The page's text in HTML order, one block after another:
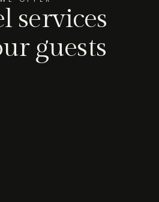
services
guests